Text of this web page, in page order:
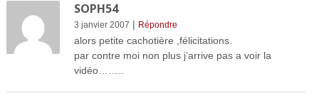
SOPH54
3 janvier 2007 | Répondre
alors petite cachotière ,félicitations.
par contre moi non plus j’arrive pas a voir la
vidéo……..